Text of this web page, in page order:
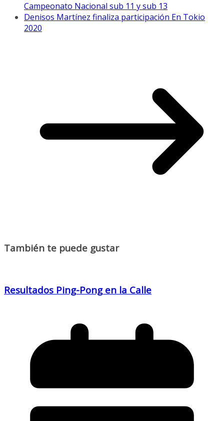
Campeonato Nacional sub 11 y sub 13
Denisos Martínez finaliza participación En Tokio
2020
También te puede gustar
Resultados Ping-Pong en la Calle